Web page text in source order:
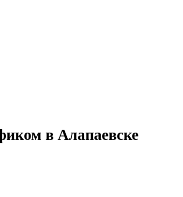
в Алапаевске